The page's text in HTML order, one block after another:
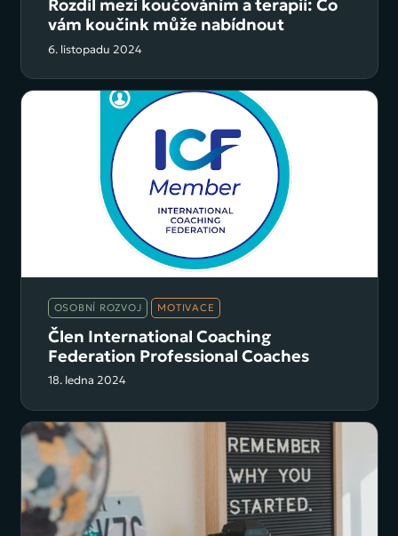
Rozdíl mezi koučováním a terapií: Co
vám koučink může nabídnout
6. listopadu 2024
OSOBNÍ ROZVOJ MOTIVACE
Člen International Coaching
Federation Professional Coaches
18. ledna 2024